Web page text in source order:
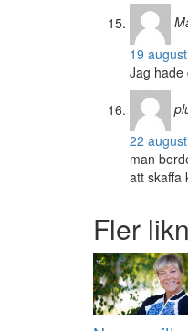
19
Jag hade
22
man
att skaffa
Fler